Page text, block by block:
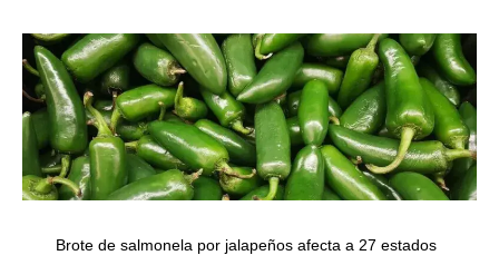
Brote de salmonela por jalapeños afecta a 27 estados